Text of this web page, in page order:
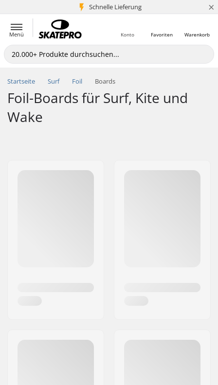
Schnelle Lieferung
5+ Mio. Kunden ×
Menü Warenkorb
Favoriten
Konto
Startseite Surf Foil Boards
Foil-Boards für Surf, Kite und
Wake